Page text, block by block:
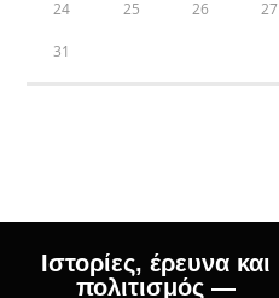
24 25 26 27
31
Ιστορίες, έρευνα και
πολιτισμός —